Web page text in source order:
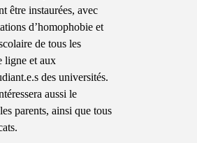
être instaurées, avec
d’homophobie et
de tous les
ligne et aux
des universités.
aussi le
parents, ainsi que tous